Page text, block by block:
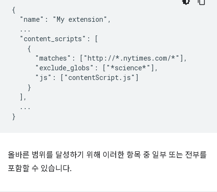
{
  "name": "My extension",
  ...
  "content_scripts": [
    {
      "matches": ["http://*.nytimes.com/*"],
      "exclude_globs": ["*science*"],
      "js": ["contentScript.js"]
    }
  ],
  ...
올바른 범위를 달성하기 위해 이러한 항목 중 일부 또는 전부를
포함할 수 있습니다.